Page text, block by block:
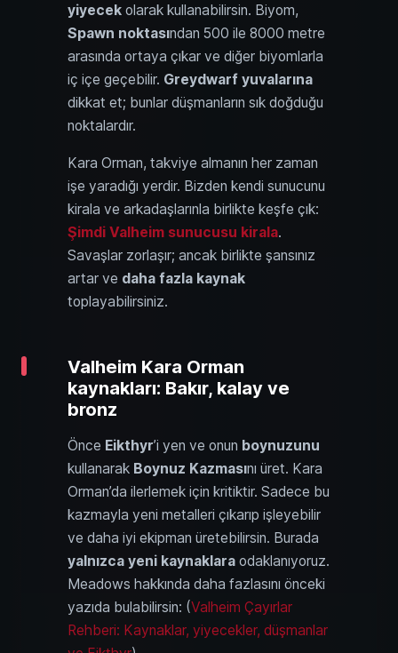
yiyecek olarak kullanabilirsin. Biyom,
Spawn noktasından 500 ile 8000 metre
arasında ortaya çıkar ve diğer biyomlarla
iç içe geçebilir. Greydwarf yuvalarına
dikkat et; bunlar düşmanların sık doğduğu
noktalardır.
Kara Orman, takviye almanın her zaman
işe yaradığı yerdir. Bizden kendi sunucunu
kirala ve arkadaşlarınla birlikte keşfe çık:
Şimdi Valheim sunucusu kirala.
Savaşlar zorlaşır; ancak birlikte şansınız
artar ve daha fazla kaynak
toplayabilirsiniz.
Valheim Kara Orman
kaynakları: Bakır, kalay ve
bronz
Önce Eikthyr’i yen ve onun boynuzunu
kullanarak Boynuz Kazmasını üret. Kara
Orman’da ilerlemek için kritiktir. Sadece bu
kazmayla yeni metalleri çıkarıp işleyebilir
ve daha iyi ekipman üretebilirsin. Burada
yalnızca yeni kaynaklara odaklanıyoruz.
Meadows hakkında daha fazlasını önceki
yazıda bulabilirsin: (Valheim Çayırlar
Rehberi: Kaynaklar, yiyecekler, düşmanlar